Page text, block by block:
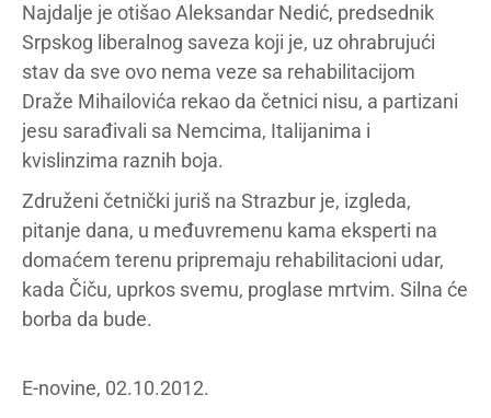
Najdalje je otišao Aleksandar Nedić, predsednik
Srpskog liberalnog saveza koji je, uz ohrabrujući
stav da sve ovo nema veze sa rehabilitacijom
Draže Mihailovića rekao da četnici nisu, a partizani
jesu sarađivali sa Nemcima, Italijanima i
kvislinzima raznih boja.
Združeni četnički juriš na Strazbur je, izgleda,
pitanje dana, u međuvremenu kama eksperti na
domaćem terenu pripremaju rehabilitacioni udar,
kada Čiču, uprkos svemu, proglase mrtvim. Silna će
borba da bude.
E-novine, 02.10.2012.